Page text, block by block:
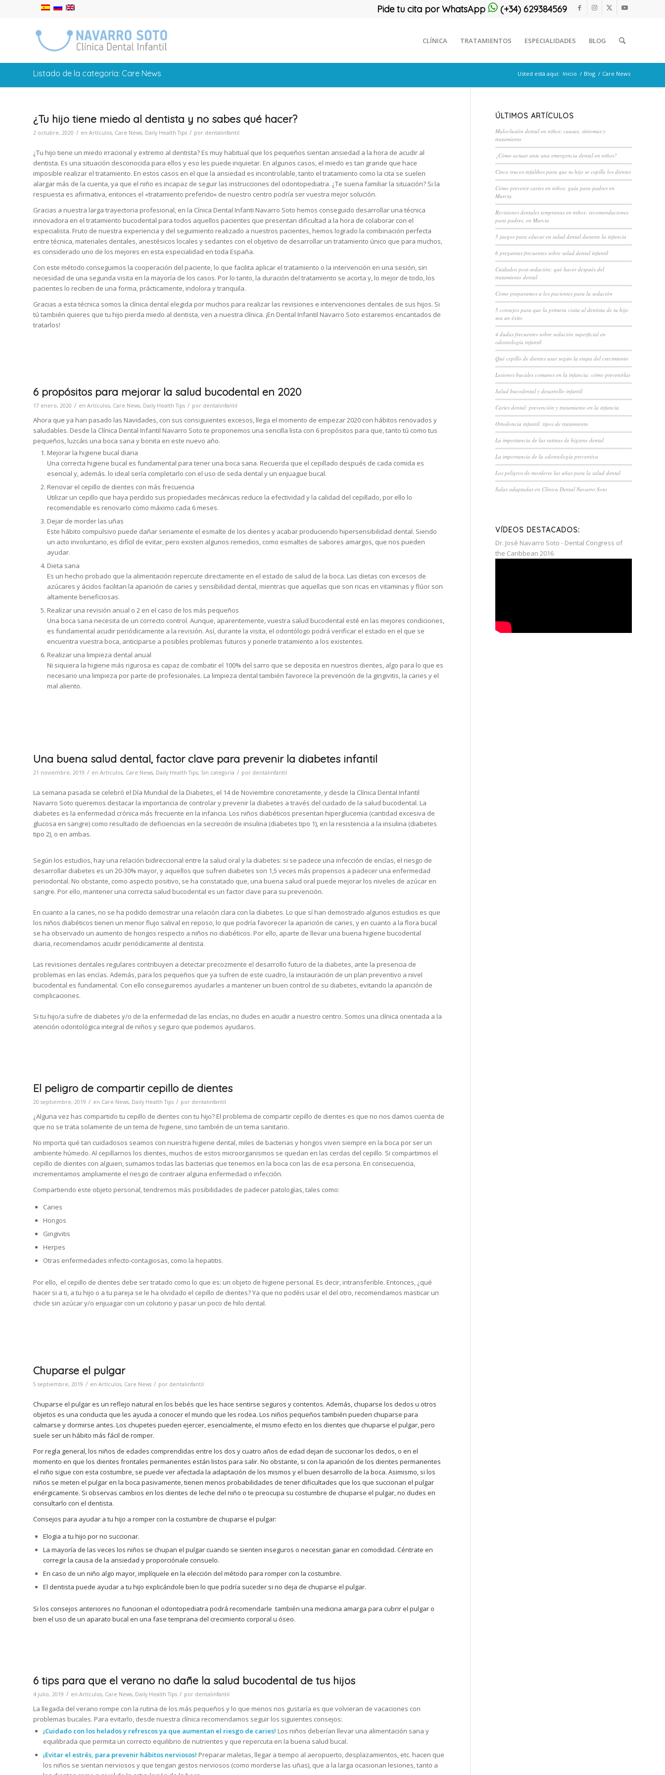
Pide tu cita por WhatsApp (+34) 629384569
CLÍNICA TRATAMIENTOS ESPECIALIDADES BLOG
Listado de la categoría: Care News Usted está aquí: Inicio / Blog / Care News
¿Tu hijo tiene miedo al dentista y no sabes qué hacer?
2 octubre, 2020 / en Artículos, Care News, Daily Health Tips / por dentalinfantil
¿Tu hijo tiene un miedo irracional y extremo al dentista? Es muy habitual que los pequeños sientan ansiedad a la hora de acudir al
dentista. Es una situación desconocida para ellos y eso les puede inquietar. En algunos casos, el miedo es tan grande que hace
imposible realizar el tratamiento. En estos casos en el que la ansiedad es incontrolable, tanto el tratamiento como la cita se suelen
alargar más de la cuenta, ya que el niño es incapaz de seguir las instrucciones del odontopediatra. ¿Te suena familiar la situación? Si la
respuesta es afirmativa, entonces el «tratamiento preferido» de nuestro centro podría ser vuestra mejor solución.
Gracias a nuestra larga trayectoria profesional, en la Cínica Dental Infanti Navarro Soto hemos conseguido desarrollar una técnica
innovadora en el tratamiento bucodental para todos aquellos pacientes que presentan dificultad a la hora de colaborar con el
especialista. Fruto de nuestra experiencia y del seguimiento realizado a nuestros pacientes, hemos logrado la combinación perfecta
entre técnica, materiales dentales, anestésicos locales y sedantes con el objetivo de desarrollar un tratamiento único que para muchos,
es considerado uno de los mejores en esta especialidad en toda España.
Con este método conseguimos la cooperación del paciente, lo que facilita aplicar el tratamiento o la intervención en una sesión, sin
necesidad de una segunda visita en la mayoría de los casos. Por lo tanto, la duración del tratamiento se acorta y, lo mejor de todo, los
pacientes lo reciben de una forma, prácticamente, indolora y tranquila.
Gracias a esta técnica somos la clínica dental elegida por muchos para realizar las revisiones e intervenciones dentales de sus hijos. Si
tú también quieres que tu hijo pierda miedo al dentista, ven a nuestra clínica. ¡En Dental Infantil Navarro Soto estaremos encantados de
tratarlos!
6 propósitos para mejorar la salud bucodental en 2020
17 enero, 2020 / en Artículos, Care News, Daily Health Tips / por dentalinfantil
Ahora que ya han pasado las Navidades, con sus consiguientes excesos, llega el momento de empezar 2020 con hábitos renovados y
saludables. Desde la Clínica Dental Infantil Navarro Soto te proponemos una sencilla lista con 6 propósitos para que, tanto tú como tus
pequeños, luzcáis una boca sana y bonita en este nuevo año.
Mejorar la higiene bucal diaria
Una correcta higiene bucal es fundamental para tener una boca sana. Recuerda que el cepillado después de cada comida es
esencial y, además. lo ideal sería completarlo con el uso de seda dental y un enjuague bucal.
Renovar el cepillo de dientes con más frecuencia
Utilizar un cepillo que haya perdido sus propiedades mecánicas reduce la efectividad y la calidad del cepillado, por ello lo
recomendable es renovarlo como máximo cada 6 meses.
Dejar de morder las uñas
Este hábito compulsivo puede dañar seriamente el esmalte de los dientes y acabar produciendo hipersensibilidad dental. Siendo
un acto involuntario, es difícil de evitar, pero existen algunos remedios, como esmaltes de sabores amargos, que nos pueden
ayudar.
Dieta sana
Es un hecho probado que la alimentación repercute directamente en el estado de salud de la boca. Las dietas con excesos de
azúcares y ácidos facilitan la aparición de caries y sensibilidad dental, mientras que aquellas que son ricas en vitaminas y flúor son
altamente beneficiosas.
Realizar una revisión anual o 2 en el caso de los más pequeños
Una boca sana necesita de un correcto control. Aunque, aparentemente, vuestra salud bucodental esté en las mejores condiciones,
es fundamental acudir periódicamente a la revisión. Así, durante la visita, el odontólogo podrá verificar el estado en el que se
encuentra vuestra boca, anticiparse a posibles problemas futuros y ponerle tratamiento a los existentes.
Realizar una limpieza dental anual
Ni siquiera la higiene más rigurosa es capaz de combatir el 100% del sarro que se deposita en nuestros dientes, algo para lo que es
necesario una limpieza por parte de profesionales. La limpieza dental también favorece la prevención de la gingivitis, la caries y el
mal aliento.
Una buena salud dental, factor clave para prevenir la diabetes infantil
21 noviembre, 2019 / en Artículos, Care News, Daily Health Tips, Sin categoría / por dentalinfantil
La semana pasada se celebró el Día Mundial de la Diabetes, el 14 de Noviembre concretamente, y desde la Clínica Dental Infantil
Navarro Soto queremos destacar la importancia de controlar y prevenir la diabetes a través del cuidado de la salud bucodental. La
diabetes es la enfermedad crónica más frecuente en la infancia. Los niños diabéticos presentan hiperglucemia (cantidad excesiva de
glucosa en sangre) como resultado de deficiencias en la secreción de insulina (diabetes tipo 1), en la resistencia a la insulina (diabetes
tipo 2), o en ambas.
Según los estudios, hay una relación bidireccional entre la salud oral y la diabetes: si se padece una infección de encías, el riesgo de
desarrollar diabetes es un 20-30% mayor, y aquellos que sufren diabetes son 1,5 veces más propensos a padecer una enfermedad
periodontal. No obstante, como aspecto positivo, se ha constatado que, una buena salud oral puede mejorar los niveles de azúcar en
sangre. Por ello, mantener una correcta salud bucodental es un factor clave para su prevención.
En cuanto a la caries, no se ha podido demostrar una relación clara con la diabetes. Lo que sí han demostrado algunos estudios es que
los niños diabéticos tienen un menor flujo salival en reposo, lo que podría favorecer la aparición de caries, y en cuanto a la flora bucal
se ha observado un aumento de hongos respecto a niños no diabéticos. Por ello, aparte de llevar una buena higiene bucodental
diaria, recomendamos acudir periódicamente al dentista.
Las revisiones dentales regulares contribuyen a detectar precozmente el desarrollo futuro de la diabetes, ante la presencia de
problemas en las encías. Además, para los pequeños que ya sufren de este cuadro, la instauración de un plan preventivo a nivel
bucodental es fundamental. Con ello conseguiremos ayudarles a mantener un buen control de su diabetes, evitando la aparición de
complicaciones.
Si tu hijo/a sufre de diabetes y/o de la enfermedad de las encías, no dudes en acudir a nuestro centro. Somos una clínica orientada a la
atención odontológica integral de niños y seguro que podemos ayudaros.
El peligro de compartir cepillo de dientes
20 septiembre, 2019 / en Care News, Daily Health Tips / por dentalinfantil
¿Alguna vez has compartido tu cepillo de dientes con tu hijo? El problema de compartir cepillo de dientes es que no nos damos cuenta de
que no se trata solamente de un tema de higiene, sino también de un tema sanitario.
No importa qué tan cuidadosos seamos con nuestra higiene dental, miles de bacterias y hongos viven siempre en la boca por ser un
ambiente húmedo. Al cepillarnos los dientes, muchos de estos microorganismos se quedan en las cerdas del cepillo. Si compartimos el
cepillo de dientes con alguien, sumamos todas las bacterias que tenemos en la boca con las de esa persona. En consecuencia,
incrementamos ampliamente el riesgo de contraer alguna enfermedad o infección.
Compartiendo este objeto personal, tendremos más posibilidades de padecer patologías, tales como:
Caries
Hongos
Gingivitis
Herpes
Otras enfermedades infecto-contagiosas, como la hepatitis.
Por ello, el cepillo de dientes debe ser tratado como lo que es: un objeto de higiene personal. Es decir, intransferible. Entonces, ¿qué
hacer si a ti, a tu hijo o a tu pareja se le ha olvidado el cepillo de dientes? Ya que no podéis usar el del otro, recomendamos masticar un
chicle sin azúcar y/o enjuagar con un colutorio y pasar un poco de hilo dental.
Chuparse el pulgar
5 septiembre, 2019 / en Artículos, Care News / por dentalinfantil
Chuparse el pulgar es un reflejo natural en los bebés que les hace sentirse seguros y contentos. Además, chuparse los dedos u otros
objetos es una conducta que les ayuda a conocer el mundo que les rodea. Los niños pequeños también pueden chuparse para
calmarse y dormirse antes. Los chupetes pueden ejercer, esencialmente, el mismo efecto en los dientes que chuparse el pulgar, pero
suele ser un hábito más fácil de romper.
Por regla general, los niños de edades comprendidas entre los dos y cuatro años de edad dejan de succionar los dedos, o en el
momento en que los dientes frontales permanentes están listos para salir. No obstante, si con la aparición de los dientes permanentes
el niño sigue con esta costumbre, se puede ver afectada la adaptación de los mismos y el buen desarrollo de la boca. Asimismo, si los
niños se meten el pulgar en la boca pasivamente, tienen menos probabilidades de tener dificultades que los que succionan el pulgar
enérgicamente. Si observas cambios en los dientes de leche del niño o te preocupa su costumbre de chuparse el pulgar, no dudes en
consultarlo con el dentista.
Consejos para ayudar a tu hijo a romper con la costumbre de chuparse el pulgar:
Elogia a tu hijo por no succionar.
La mayoría de las veces los niños se chupan el pulgar cuando se sienten inseguros o necesitan ganar en comodidad. Céntrate en
corregir la causa de la ansiedad y proporciónale consuelo.
En caso de un niño algo mayor, implíquele en la elección del método para romper con la costumbre.
El dentista puede ayudar a tu hijo explicándole bien lo que podría suceder si no deja de chuparse el pulgar.
Si los consejos anteriores no funcionan el odontopediatra podrá recomendarle también una medicina amarga para cubrir el pulgar o
bien el uso de un aparato bucal en una fase temprana del crecimiento corporal u óseo.
6 tips para que el verano no dañe la salud bucodental de tus hijos
4 julio, 2019 / en Artículos, Care News, Daily Health Tips / por dentalinfantil
La llegada del verano rompe con la rutina de los más pequeños y lo que menos nos gustaría es que volvieran de vacaciones con
problemas bucales. Para evitarlo, desde nuestra clínica recomendamos seguir los siguientes consejos:
¡Cuidado con los helados y refrescos ya que aumentan el riesgo de caries! Los niños deberían llevar una alimentación sana y
equilibrada que permita un correcto equilibrio de nutrientes y que repercuta en la buena salud bucal.
¡Evitar el estrés, para prevenir hábitos nerviosos! Preparar maletas, llegar a tiempo al aeropuerto, desplazamientos, etc. hacen que
los niños se sientan nerviosos y que tengan gestos nerviosos (como morderse las uñas), que a la larga ocasionan lesiones, tanto a
ÚLTIMOS ARTÍCULOS
Maloclusión dental en niños: causas, síntomas y
tratamiento
¿Cómo actuar ante una emergencia dental en niños?
Cinco trucos infalibes para que tu hijo se cepille los dientes
Cómo prevenir caries en niños: guía para padres en
Murcia
Revisiones dentales tempranas en niños: recomendaciones
para padres, en Murcia
5 juegos para educar en salud dental durante la infancia
6 preguntas frecuentes sobre salud dental infantil
Cuidados post-sedación: qué hacer después del
tratamiento dental
Cómo preparamos a los pacientes para la sedación
5 consejos para que la primera visita al dentista de tu hijo
sea un éxito
4 dudas frecuentes sobre sedación superficial en
odontología infantil
Qué cepillo de dientes usar según la etapa del crecimiento
Lesiones bucales comunes en la infancia: cómo prevenirlas
Salud bucodental y desarrollo infantil
Caries dental: prevención y tratamiento en la infancia
Ortodoncia infantil: tipos de tratamiento
La importancia de las rutinas de higiene dental
La importancia de la odontología preventiva
Los peligros de morderse las uñas para la salud dental
Salas adaptadas en Clínica Dental Navarro Soto
VÍDEOS DESTACADOS:
Dr. José Navarro Soto - Dental Congress of
the Caribbean 2016